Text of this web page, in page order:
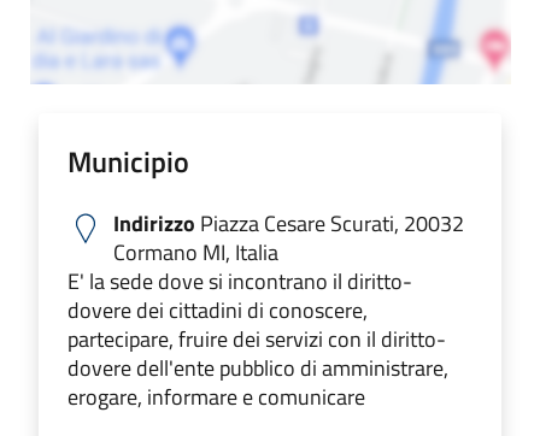
Municipio
Indirizzo Piazza Cesare Scurati, 20032
Cormano MI, Italia
E' la sede dove si incontrano il diritto-
dovere dei cittadini di conoscere,
partecipare, fruire dei servizi con il diritto-
dovere dell'ente pubblico di amministrare,
erogare, informare e comunicare